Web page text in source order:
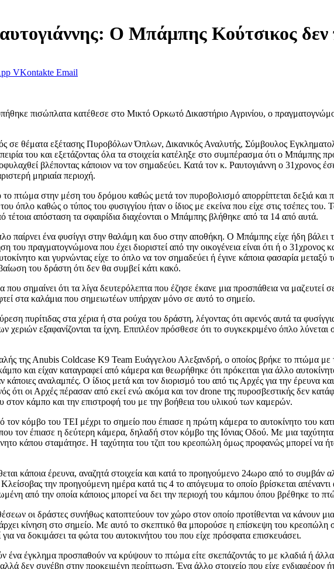
Ο Μπάμπης Κούτσικος
VKontakte Email
πισώπλατα κατέθεσε στο Μικτό Ορκωτό Δικαστήριο Αγρινίου, ο
σε θέματα εξέτασης Πυροβόλων Όπλων, Δικανικός Αναλυτής, Σύμβουλος
του και εξετάζοντας όλα τα στοιχεία κατέληξε στο συμπέρασμα ότι ο
βλέποντας κάποιον να τον σημαδεύει. Κατά τον κ. Ραυτογιάννη ο 31χρονος
μηριαία περιοχή.
πτώμα στην μέση του δρόμου καθώς μετά τον πυροβολισμό απορρίπτεται δεξιά
όπλο καθώς ο τύπος του φυσιγγίου ήταν ο ίδιος με εκείνα που είχε στις τσέπες του.
τέτοια απόσταση τα σφαιρίδια διαχέονται ο Μπάμπης βλήθηκε από τα 14 από αυτά.
παίρνει ένα φυσίγγι στην θαλάμη και δυο στην αποθήκη. Ο Μπάμπης είχε ήδη
πραγματογνώμονα που έχει διοριστεί από την οικογένεια είναι ότι ή ο 31χρονος
και γυρνώντας είχε το όπλο να τον σημαδεύει ή έγινε κάποια φασαρία
του δράστη ότι δεν θα συμβεί κάτι κακό.
σημαίνει ότι τα λίγα δευτερόλεπτα που έζησε έκανε μια προσπάθεια να μαζευτεί
στα καλάμια που σημειωτέων υπήρχαν μόνο σε αυτό το σημείο.
πυρίτιδας στα χέρια ή στα ρούχα του δράστη, λέγοντας ότι αφενός αυτά τα
εξαφανίζονται τα ίχνη. Επιπλέον πρόσθεσε ότι το συγκεκριμένο όπλο λύνεται
της Αnubis Coldcase K9 Team Ευάγγελου Αλεξανδρή, ο οποίος βρήκε το πτώμα με
και είχαν καταγραφεί από κάμερα και θεωρήθηκε ότι πρόκειται για άλλο
κάποιες αναλαμπές. Ο ίδιος μετά και τον διορισμό του από τις Αρχές για την
ότι οι Αρχές πέρασαν από εκεί ενώ ακόμα και τον drone της πυροσβεστικής δεν
στον κάμπο και την επιστροφή του με την βοήθεια του υλικού των καμερών.
τον κόμβο του ΤΕΙ μέχρι το σημείο που έπιασε η πρώτη κάμερα το αυτοκίνητο του
τον έπιασε η δεύτερη κάμερα, δηλαδή στον κόμβο της Ιόνιας Οδού. Με μια
κάπου σταμάτησε. Η ταχύτητα του τζιπ του κρεοπώλη όμως προφανώς μπορεί να
κάποια έρευνα, αναζητά στοιχεία και κατά το προηγούμενο 24ωρο από το συμβάν
την προηγούμενη ημέρα κατά τις 4 το απόγευμα το οποίο βρίσκεται
από την οποία κάποιος μπορεί να δει την περιοχή του κάμπου όπου βρέθηκε το
οι δράστες συνήθως κατοπτεύουν τον χώρο στον οποίο προτίθενται να κάνουν
κίνηση στο σημείο. Με αυτό το σκεπτικό θα μπορούσε η επίσκεψη του κρεοπώλη
να δοκιμάσει τα φώτα του αυτοκινήτου του που είχε πρόσφατα επισκευάσει.
ένα έγκλημα προσπαθούν να κρύψουν το πτώμα είτε σκεπάζοντάς το με κλαδιά ή
δεν συνέβη στην προκειμένη περίπτωση. Ένα άλλο στοιχείο που είχε ενδιαφέρον